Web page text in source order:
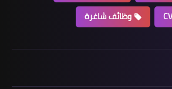
وظائف شاغرة